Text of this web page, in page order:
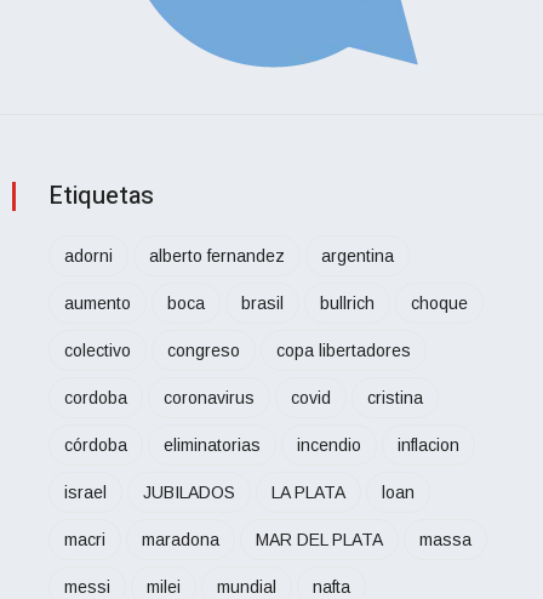
Etiquetas
adorni alberto fernandez argentina
aumento boca brasil bullrich choque
colectivo congreso copa libertadores
cordoba coronavirus covid cristina
córdoba eliminatorias incendio inflacion
israel JUBILADOS LA PLATA loan
macri maradona MAR DEL PLATA massa
messi milei mundial nafta